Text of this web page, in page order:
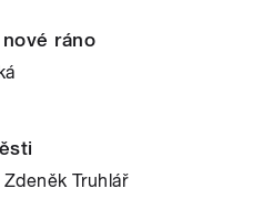
ráno
Truhlář